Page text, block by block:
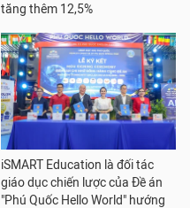
tăng thêm 12,5%
iSMART Education là đối tác
giáo dục chiến lược của Đề án
"Phú Quốc Hello World" hướng